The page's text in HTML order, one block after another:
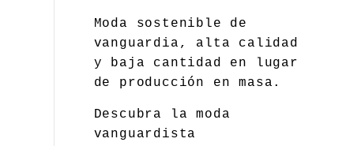
Moda sostenible de
vanguardia, alta calidad
y baja cantidad en lugar
de producción en masa.
Descubra la moda
vanguardista